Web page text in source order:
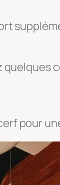
quelques
pour